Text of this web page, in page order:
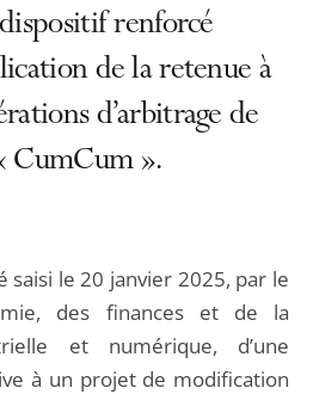
renforcé
de la retenue à
d’arbitrage de
CumCum ».
saisi le 20 janvier 2025, par le
des finances et de la
et numérique, d’une
à un projet de modification